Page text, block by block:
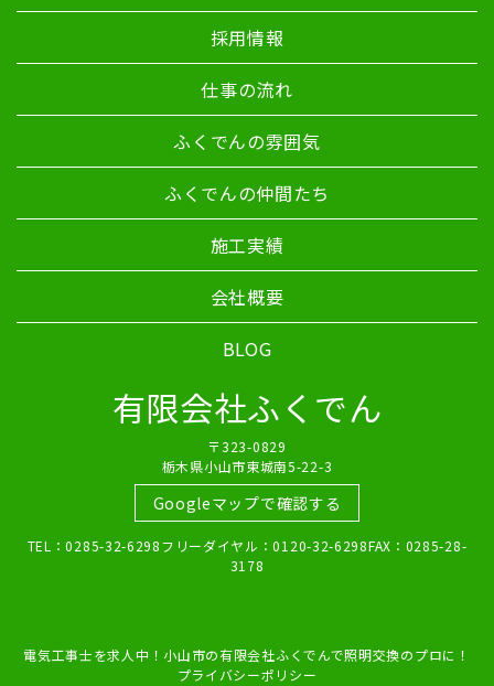
採用情報
仕事の流れ
ふくでんの雰囲気
ふくでんの仲間たち
施工実績
会社概要
BLOG
有限会社ふくでん
〒323-0829
栃木県小山市東城南5-22-3
Googleマップで確認する
TEL：0285-32-6298フリーダイヤル：0120-32-6298FAX：0285-28-
3178
電気工事士を求人中！小山市の有限会社ふくでんで照明交換のプロに！
プライバシーポリシー